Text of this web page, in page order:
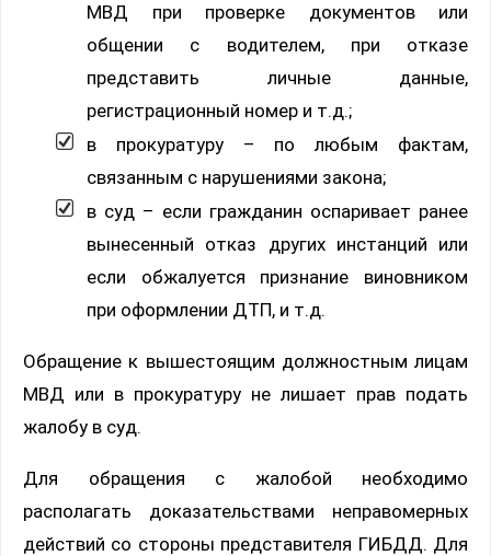
МВД при проверке документов или
общении с водителем, при отказе
представить личные данные,
регистрационный номер и т.д.;
в прокуратуру – по любым фактам,
связанным с нарушениями закона;
в суд – если гражданин оспаривает ранее
вынесенный отказ других инстанций или
если обжалуется признание виновником
при оформлении ДТП, и т.д.
Обращение к вышестоящим должностным лицам
МВД или в прокуратуру не лишает прав подать
жалобу в суд.
Для обращения с жалобой необходимо
располагать доказательствами неправомерных
действий со стороны представителя ГИБДД. Для